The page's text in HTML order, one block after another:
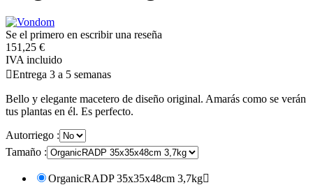
Se el primero en escribir una reseña
151,25 €
IVA incluido
Entrega 3 a 5 semanas
Bello y elegante macetero de diseño original. Amarás como se verán
tus plantas en él. Es perfecto.
Autorriego :
Tamaño :
OrganicRADP 35x35x48cm 3,7kg